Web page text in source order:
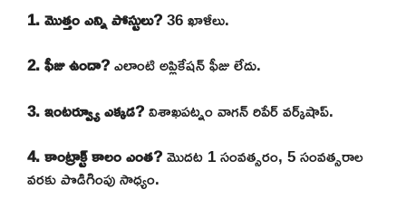
1. మొత్తం ఎన్ని పోస్టులు?36 ఖాళీలు.
2. ఫీజు ఉందా?ఎలాంటి అప్లికేషన్ ఫీజు లేదు.
3. ఇంటర్వ్యూ ఎక్కడ?విశాఖపట్నం వాగన్ రిపేర్ వర్క్‌షాప్.
4. కాంట్రాక్ట్ కాలం ఎంత?మొదట 1 సంవత్సరం, 5 సంవత్సరాల
వరకు పొడిగింపు సాధ్యం.